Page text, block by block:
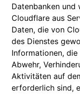
Datenbanken
Cloudflare aus
Daten, die von
des Dienstes
Informationen,
Abwehr,
Aktivitäten auf
erforderlich sind,